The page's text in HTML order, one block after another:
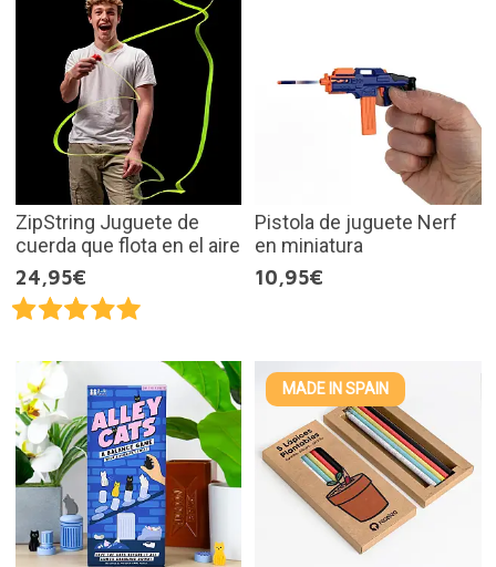
ZipString Juguete de
cuerda que flota en el aire
24,95€
Pistola de juguete Nerf
en miniatura
10,95€
MADE IN SPAIN